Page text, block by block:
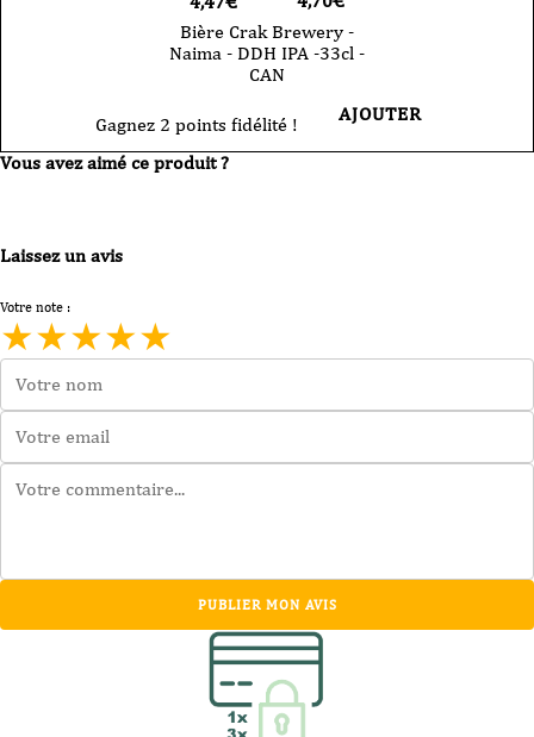
Bière Crak Brewery -
Naima - DDH IPA -33cl -
CAN
Gagnez 2 points fidélité ! AJOUTER
Vous avez aimé ce produit ?
Laissez un avis
Votre note :
★★★★★
PUBLIER MON AVIS